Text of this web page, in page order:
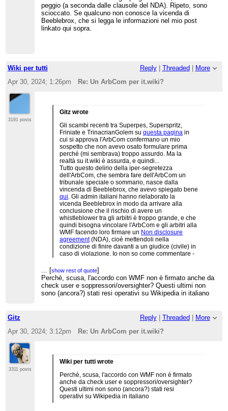
peggio (a seconda dalle clausole del NDA). Ripeto, sono
scioccato. Se qualcuno non conosce la vicenda di
Beeblebrox, che si legga le informazioni nel mio post
linkato qui sopra.
Wiki per tutti Reply| Threaded
More
Apr 30, 2024; 1:26pm
Re: Un ArbCom per it.wiki?
3191 posts
Gitz wrote
Gli scambi recenti tra Superpes, Superspritz,
Friniate e TrinacrianGolem suquesta pagina in
cui si approva l'ArbCom confermano un mio
sospetto che non avevo osato formulare prima
perché (mi sembrava) troppo assurdo. Ma la
realtà su it.wiki è assurda, e quindi...
Tutto questo delirio della iper-segretezza
dell'ArbCom, che sembra fare dell'ArbCom un
tribunale speciale o sommario, nasce dalla
vincenda di Beeblebrox, che avevo spiegato bene
qui. Gli admin italiani hanno rielaborato la
vicenda Beeblebrox in modo da arrivare alla
conclusione che il rischio di avere un
whistleblower tra gli arbitri è troppo grande, e che
quindi bisogna vincolare l'ArbCom e gli arbitri alla
WMF facendo loro firmare un Non disclosure
agreement(NDA), cioè mettendoli nella
condizione di finire davanti a un giudice (civile) in
caso di violazione. Io non so come commentare -
dilettanti, ma dei dilettanti pericolosi.
Leggete la conversazione: Superpes era
perplesso - ma a cosa vi serve un NDA, volte dare
agli arbitri i diritti di oversighter (cioèquesto )?
quale strumento di ulteriore garanzia",
chiede Superpes, della WMF? Di fatto li stai
conferma che si stanno legando mani e piedi agli
abuso amministrativo alla comunità, senza finire
cacciati via a calci del sedere da ogni progetto
WMF, se non peggio (a seconda dalle clausole
del NDA). Ripeto, sono scioccato. Se qualcuno
... [show rest of quote]
Perchè, scusa, l'accordo con WMF non è firmato anche da
check user e soppressori/oversighter? Questi ultimi non
sono (ancora?) stati resi operativi su Wikipedia in italiano
Gitz Reply| Threaded
More
Apr 30, 2024; 3:12pm
Re: Un ArbCom per it.wiki?
3311 posts
Wiki per tutti wrote
Perchè, scusa, l'accordo con WMF non è firmato
anche da check user e soppressori/oversighter?
Questi ultimi non sono (ancora?) stati resi
operativi su Wikipedia in italiano